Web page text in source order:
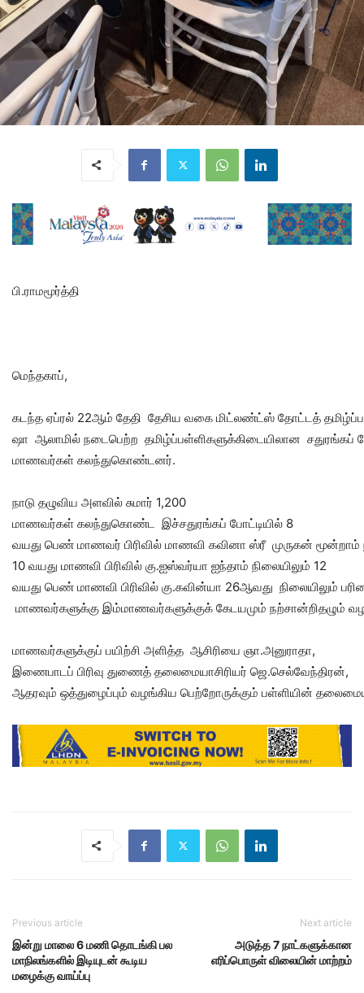
பி.ராமமூர்த்தி
மெந்தகாப்,
கடந்த ஏப்ரல் 22ஆம் தேதி தேசிய வகை மிட்லண்ட்ஸ் தோட்டத்
ஷா ஆலாமில் நடைபெற்ற தமிழ்ப்பள்ளிகளுக்கிடையிலான சதுரங்கப்
மாணவர்கள் கலந்துகொண்டனர்.
நாடு தழுவிய அளவில் சுமார் 1,200
மாணவர்கள் கலந்துகொண்ட இச்சதுரங்கப் போட்டியில் 8
வயது பெண் மாணவர் பிரிவில் மாணவி கவினா ஸ்ரீ முருகன் மூன்றாம்
10 வயது மாணவி பிரிவில் கு.ஐஸ்வர்யா ஐந்தாம் நிலையிலும் 12
வயது பெண் மாணவி பிரிவில் கு.கவின்யா 26ஆவது நிலையிலும்
மாணவர்களுக்கு இம்மாணவர்களுக்குக் கேடயமும் நற்சான்றிதழும்
மாணவர்களுக்குப் பயிற்சி அளித்த ஆசிரியை ஞா.அனுராதா,
இணைபாடப் பிரிவு துணைத் தலைமையாசிரியர் ஜெ.செல்வேந்திரன்,
ஆதரவும் ஒத்துழைப்பும் வழங்கிய பெற்றோருக்கும் பள்ளியின்
Previous article
இன்று மாலை 6 மணி தொடங்கி பல
மாநிலங்களில் இடியுடன் கூடிய
மழைக்கு வாய்ப்பு
Next article
அடுத்த 7 நாட்களுக்கான
எரிப்பொருள் விலையின் மாற்றம்